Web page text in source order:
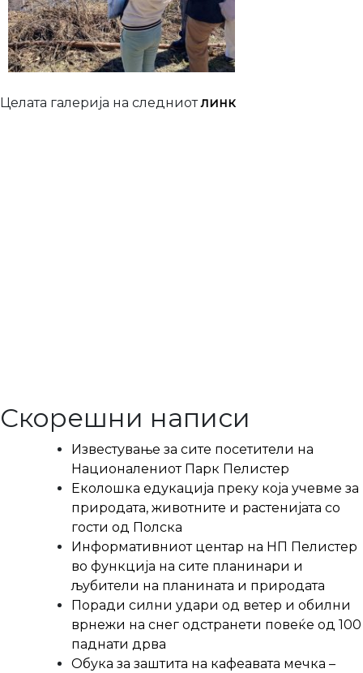
Целата галерија на следниотлинк
Скорешни написи
Известување за сите посетители на
Националениот Парк Пелистер
Еколошка едукација преку која учевме за
природата, животните и растенијата со
гости од Полска
Информативниот центар на НП Пелистер
во функција на сите планинари и
љубители на планината и природата
Поради силни удари од ветер и обилни
врнежи на снег одстранети повеќе од 100
паднати дрва
Обука за заштита на кафеавата мечка –